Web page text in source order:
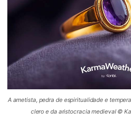
A ametista, pedra de espiritualidade e
clero e da aristocracia medieval ©